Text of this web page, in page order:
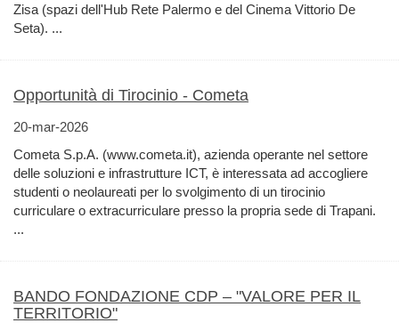
Zisa (spazi dell'Hub Rete Palermo e del Cinema Vittorio De
Seta). ...
Opportunità di Tirocinio - Cometa
20-mar-2026
Cometa S.p.A. (www.cometa.it), azienda operante nel settore
delle soluzioni e infrastrutture ICT, è interessata ad accogliere
studenti o neolaureati per lo svolgimento di un tirocinio
curriculare o extracurriculare presso la propria sede di Trapani.
...
BANDO FONDAZIONE CDP – "VALORE PER IL
TERRITORIO"